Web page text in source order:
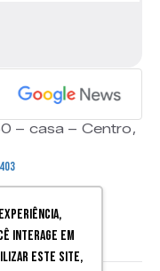
interage em
este site,
– casa – Centro,